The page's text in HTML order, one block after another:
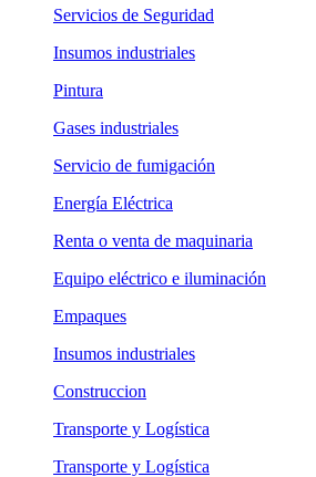
Servicios de Seguridad
Insumos industriales
Pintura
Gases industriales
Servicio de fumigación
Energía Eléctrica
Renta o venta de maquinaria
Equipo eléctrico e iluminación
Empaques
Insumos industriales
Construccion
Transporte y Logística
Transporte y Logística